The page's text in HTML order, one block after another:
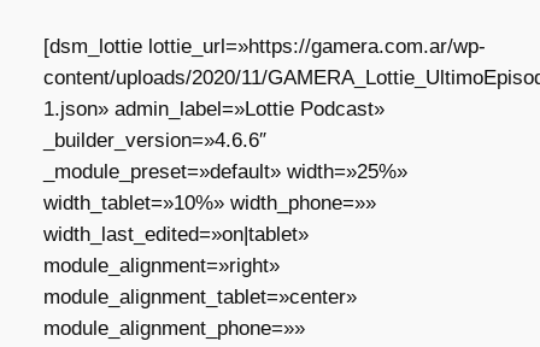
[dsm_lottie lottie_url=»https://gamera.com.ar/wp-
content/uploads/2020/11/
1.json» admin_label=»Lottie Podcast»
_builder_version=»4.6.6″
_module_preset=»default» width=»25%»
width_tablet=»10%» width_phone=»»
width_last_edited=»on|tablet»
module_alignment=»right»
module_alignment_tablet=»center»
module_alignment_phone=»»